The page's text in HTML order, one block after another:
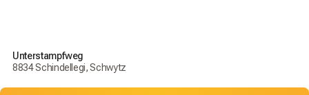
Unterstampfweg
8834 Schindellegi, Schwytz